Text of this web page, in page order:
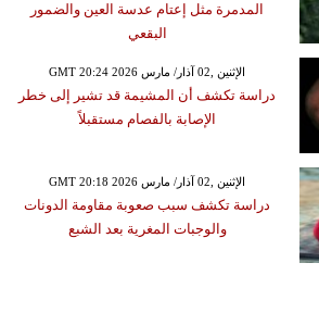
المدمرة مثل إعتام عدسة العين والضمور
البقعي
GMT 20:24 2026 الإثنين ,02 آذار/ مارس
دراسة تكشف أن المشيمة قد تشير إلى خطر
الإصابة بالفصام مستقبلاً
GMT 20:18 2026 الإثنين ,02 آذار/ مارس
دراسة تكشف سبب صعوبة مقاومة الدونات
والوجبات المغرية بعد الشبع